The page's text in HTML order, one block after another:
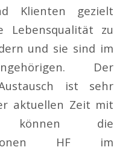
Klienten gezielt
Lebensqualität zu
und sie sind im
Der
ist sehr
aktuellen Zeit mit
können die
HF im